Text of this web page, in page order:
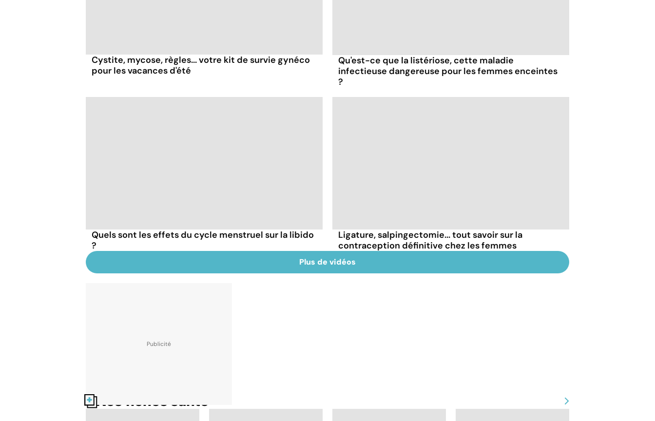
Cystite, mycose, règles... votre kit de survie gynéco
pour les vacances d'été
Qu'est-ce que la listériose, cette maladie
infectieuse dangereuse pour les femmes enceintes
?
Quels sont les effets du cycle menstruel sur la libido
?
Ligature, salpingectomie... tout savoir sur la
contraception définitive chez les femmes
Plus de vidéos
Nos fiches santé